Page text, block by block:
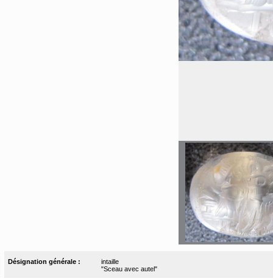
Désignation générale :
intaille
"Sceau avec autel"